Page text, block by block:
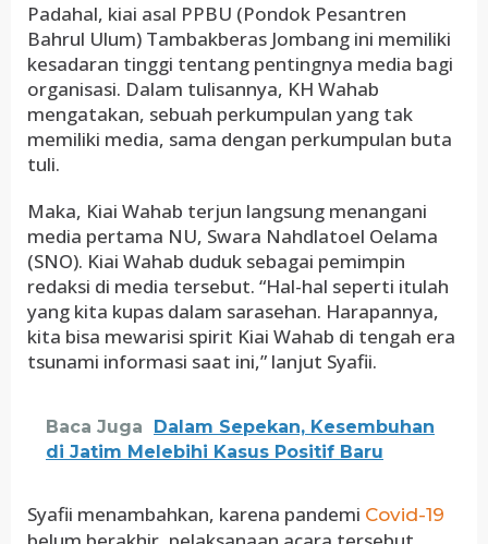
Padahal, kiai asal PPBU (Pondok Pesantren
Bahrul Ulum) Tambakberas Jombang ini memiliki
kesadaran tinggi tentang pentingnya media bagi
organisasi. Dalam tulisannya, KH Wahab
mengatakan, sebuah perkumpulan yang tak
memiliki media, sama dengan perkumpulan buta
tuli.
Maka, Kiai Wahab terjun langsung menangani
media pertama NU, Swara Nahdlatoel Oelama
(SNO). Kiai Wahab duduk sebagai pemimpin
redaksi di media tersebut. “Hal-hal seperti itulah
yang kita kupas dalam sarasehan. Harapannya,
kita bisa mewarisi spirit Kiai Wahab di tengah era
tsunami informasi saat ini,” lanjut Syafii.
Baca Juga
Dalam Sepekan, Kesembuhan
di Jatim Melebihi Kasus Positif Baru
Syafii menambahkan, karena pandemi Covid-19